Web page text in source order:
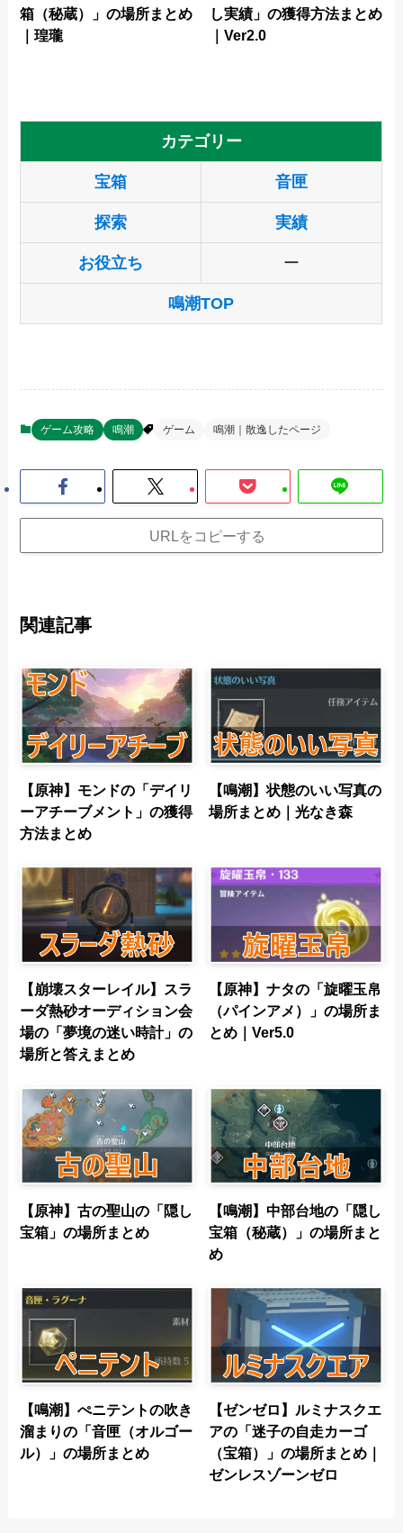
箱（秘蔵）」の場所まとめ
｜瑝瓏
し実績」の獲得方法まとめ
｜Ver2.0
カテゴリー
宝箱 音匣
探索 実績
お役立ち ー
鳴潮TOP
ゲーム攻略 鳴潮 ゲーム 鳴潮｜散逸したページ
URLをコピーする
関連記事
【原神】モンドの「デイリ
ーアチーブメント」の獲得
方法まとめ
【鳴潮】状態のいい写真の
場所まとめ｜光なき森
【崩壊スターレイル】スラ
ーダ熱砂オーディション会
場の「夢境の迷い時計」の
場所と答えまとめ
【原神】ナタの「旋曜玉帛
（パインアメ）」の場所ま
とめ｜Ver5.0
【原神】古の聖山の「隠し
宝箱」の場所まとめ
【鳴潮】中部台地の「隠し
宝箱（秘蔵）」の場所まと
め
【鳴潮】ぺニテントの吹き
溜まりの「音匣（オルゴー
ル）」の場所まとめ
【ゼンゼロ】ルミナスクエ
アの「迷子の自走カーゴ
（宝箱）」の場所まとめ｜
ゼンレスゾーンゼロ